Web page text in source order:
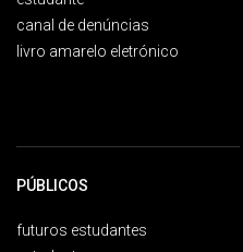
canal de denúncias
livro amarelo eletrónico
PÚBLICOS
futuros estudantes